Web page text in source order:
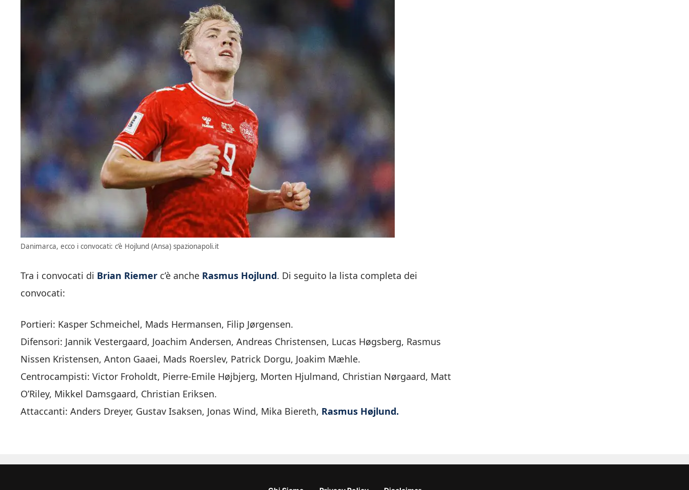
Danimarca, ecco i convocati: c’è Hojlund (Ansa) spazionapoli.it
Tra i convocati di Brian Riemer c’è anche Rasmus Hojlund. Di seguito la lista completa dei
convocati:
Portieri: Kasper Schmeichel, Mads Hermansen, Filip Jørgensen.
Difensori: Jannik Vestergaard, Joachim Andersen, Andreas Christensen, Lucas Høgsberg, Rasmus
Nissen Kristensen, Anton Gaaei, Mads Roerslev, Patrick Dorgu, Joakim Mæhle.
Centrocampisti: Victor Froholdt, Pierre-Emile Højbjerg, Morten Hjulmand, Christian Nørgaard, Matt
O’Riley, Mikkel Damsgaard, Christian Eriksen.
Attaccanti: Anders Dreyer, Gustav Isaksen, Jonas Wind, Mika Biereth, Rasmus Højlund.